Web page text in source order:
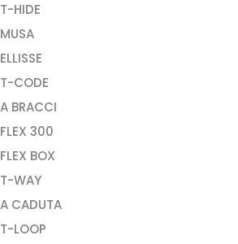
T-HIDE
MUSA
ELLISSE
T-CODE
A BRACCI
FLEX 300
FLEX BOX
T-WAY
A CADUTA
T-LOOP